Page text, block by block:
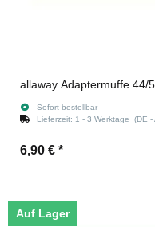
allaway Adaptermuffe 44/
Sofort bestellbar
Lieferzeit: 1 - 3 Werktage (DE -
6,90 € *
Auf Lager